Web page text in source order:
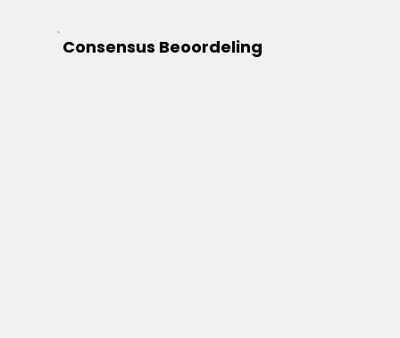
Consensus Beoordeling